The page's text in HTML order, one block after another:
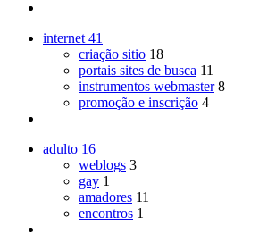
internet 41
criação sitio 18
portais sites de busca 11
instrumentos webmaster 8
promoção e inscrição 4
adulto 16
weblogs 3
gay 1
amadores 11
encontros 1